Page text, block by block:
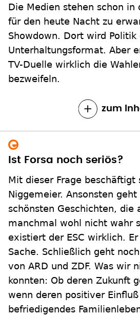
Die Medien stehen schon in
für den heute Nacht zu
Showdown. Dort wird Politik
Unterhaltungsformat. Aber
TV-Duelle wirklich die
bezweifeln.
zum
Ist Forsa noch seriös?
Mit dieser Frage beschäftigt
Niggemeier. Ansonsten
schönsten Geschichten, die
manchmal wohl nicht wahr
existiert der ESC wirklich.
Sache. Schließlich geht
von ARD und ZDF. Was wir
konnten: Ob deren Zukunft
wenn deren positiver
befriedigendes